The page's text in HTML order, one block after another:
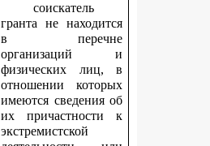
соискатель
гранта не находится
в перечне
организаций и
физических лиц, в
отношении которых
имеются сведения об
их причастности к
экстремистской